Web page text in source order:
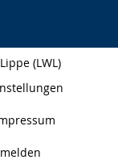
(LWL)